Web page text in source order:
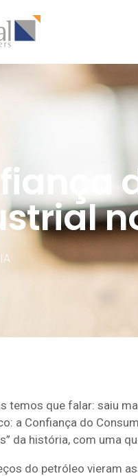
temos que falar: saiu
a Confiança do
da história, com uma
do petróleo vieram